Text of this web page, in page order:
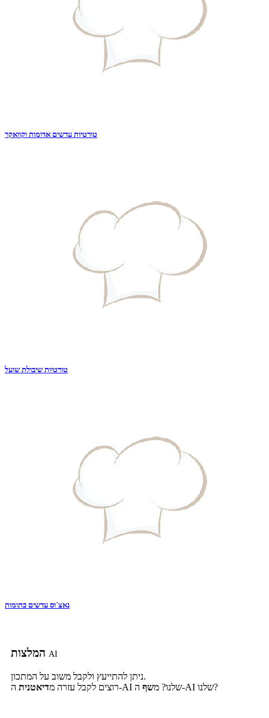
טורטיות עדשים אדומות וקוואקר
טורטיות שיבולת שועל
נאצ`וס עדשים כתומות
AI
ניתן להתייעץ ולקבל משוב על המתכון.
רוצים לקבל עזרה מדיאטנית ה-AI שלנו? משף ה-AI שלנו?